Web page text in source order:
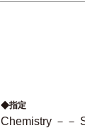
◆指定
Chemistry －－